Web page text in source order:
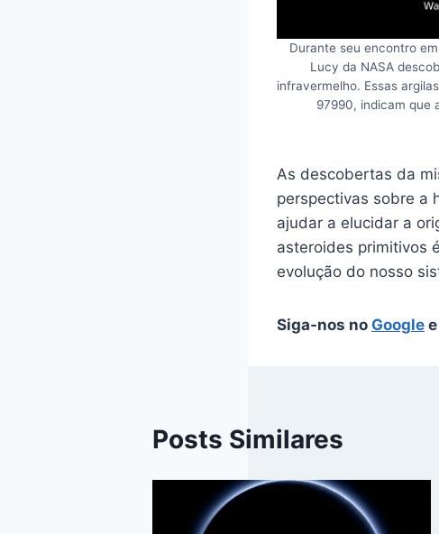
Durante seu encontro
Lucy da NASA
infravermelho. Essas
97990, indicam que
As descobertas da
perspectivas sobre a
ajudar a elucidar a
asteroides primitivos
evolução do nosso
Siga-nos no Google e
Posts Similares